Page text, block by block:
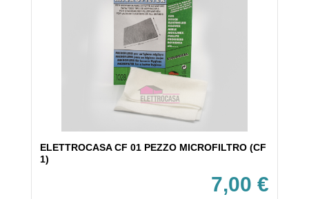
ELETTROCASA CF 01 PEZZO MICROFILTRO (CF
1)
7,00 €